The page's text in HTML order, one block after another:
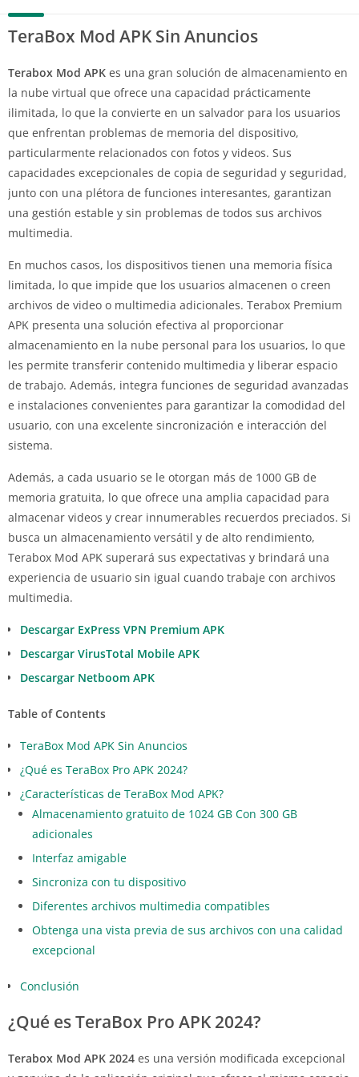
TeraBox Mod APK Sin Anuncios
Terabox Mod APK es una gran solución de almacenamiento en
la nube virtual que ofrece una capacidad prácticamente
ilimitada, lo que la convierte en un salvador para los usuarios
que enfrentan problemas de memoria del dispositivo,
particularmente relacionados con fotos y videos. Sus
capacidades excepcionales de copia de seguridad y seguridad,
junto con una plétora de funciones interesantes, garantizan
una gestión estable y sin problemas de todos sus archivos
multimedia.
En muchos casos, los dispositivos tienen una memoria física
limitada, lo que impide que los usuarios almacenen o creen
archivos de video o multimedia adicionales. Terabox Premium
APK presenta una solución efectiva al proporcionar
almacenamiento en la nube personal para los usuarios, lo que
les permite transferir contenido multimedia y liberar espacio
de trabajo. Además, integra funciones de seguridad avanzadas
e instalaciones convenientes para garantizar la comodidad del
usuario, con una excelente sincronización e interacción del
sistema.
Además, a cada usuario se le otorgan más de 1000 GB de
memoria gratuita, lo que ofrece una amplia capacidad para
almacenar videos y crear innumerables recuerdos preciados. Si
busca un almacenamiento versátil y de alto rendimiento,
Terabox Mod APK superará sus expectativas y brindará una
experiencia de usuario sin igual cuando trabaje con archivos
multimedia.
Descargar ExPress VPN Premium APK
Descargar VirusTotal Mobile APK
Descargar Netboom APK
Table of Contents
TeraBox Mod APK Sin Anuncios
¿Qué es TeraBox Pro APK 2024?
¿Características de TeraBox Mod APK?
Almacenamiento gratuito de 1024 GB Con 300 GB
adicionales
Interfaz amigable
Sincroniza con tu dispositivo
Diferentes archivos multimedia compatibles
Obtenga una vista previa de sus archivos con una calidad
excepcional
Conclusión
¿Qué es TeraBox Pro APK 2024?
Terabox Mod APK 2024 es una versión modificada excepcional